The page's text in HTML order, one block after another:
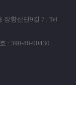
장항산단9길 7 | Tel
: 390-88-00430